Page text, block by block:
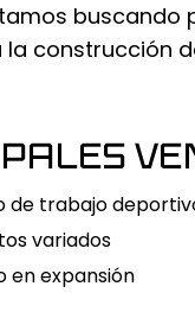
buscando
la construcción
de trabajo
variados
en expansión